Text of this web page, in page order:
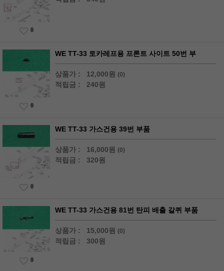
0
WE TT-33 토카레프용 프론트 사이트 50번 부
상품가 : 12,000원 (0)
적립금 : 240원
0
WE TT-33 가스건용 39번 부품
상품가 : 16,000원 (0)
적립금 : 320원
0
WE TT-33 가스건용 81번 탄피 배출 갈퀴 부품
상품가 : 15,000원 (0)
적립금 : 300원
0